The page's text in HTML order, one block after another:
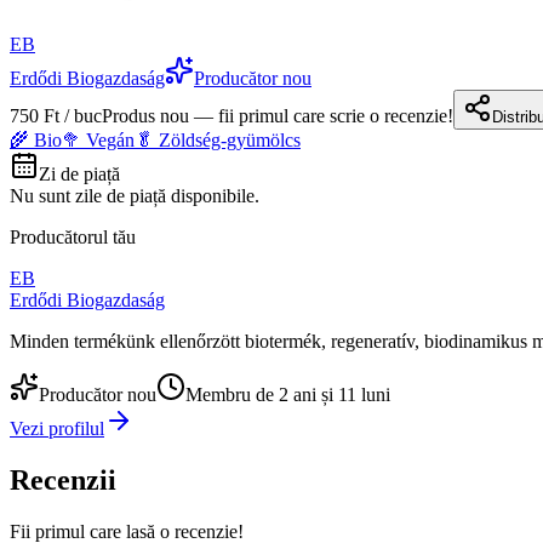
EB
Erdődi Biogazdaság
Producător nou
750 Ft / bucProdus nou — fii primul care scrie o recenzie!
🌾 Bio🥦 Vegán 🥬 Zöldség-gyümölcs
Zi de piață
Nu sunt zile de piață disponibile.
Producătorul tău
EB
Erdődi Biogazdaság
Minden termékünk ellenőrzött biotermék, regeneratív, biodinamikus
Producător nou
Membru de 2 ani și 11 luni
Vezi profilul
Recenzii
Fii primul care lasă o recenzie!